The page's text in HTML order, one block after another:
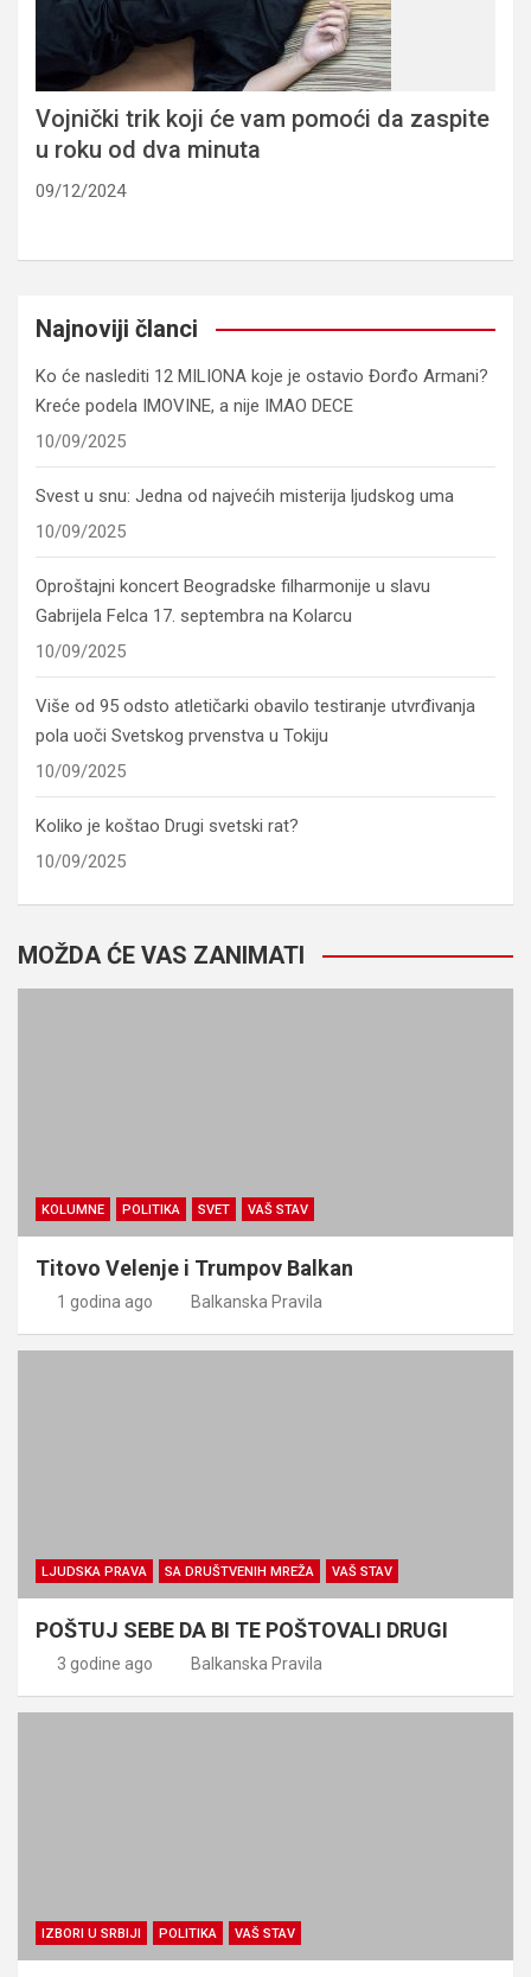
Vojnički trik koji će vam pomoći da zaspite
u roku od dva minuta
09/12/2024
Najnoviji članci
Ko će naslediti 12 MILIONA koje je ostavio Đorđo Armani?
Kreće podela IMOVINE, a nije IMAO DECE
10/09/2025
Svest u snu: Jedna od najvećih misterija ljudskog uma
10/09/2025
Oproštajni koncert Beogradske filharmonije u slavu
Gabrijela Felca 17. septembra na Kolarcu
10/09/2025
Više od 95 odsto atletičarki obavilo testiranje utvrđivanja
pola uoči Svetskog prvenstva u Tokiju
10/09/2025
Koliko je koštao Drugi svetski rat?
10/09/2025
MOŽDA ĆE VAS ZANIMATI
KOLUMNE POLITIKA SVET VAŠ STAV
Titovo Velenje i Trumpov Balkan
1 godina ago Balkanska Pravila
LJUDSKA PRAVA SA DRUŠTVENIH MREŽA VAŠ STAV
POŠTUJ SEBE DA BI TE POŠTOVALI DRUGI
3 godine ago Balkanska Pravila
IZBORI U SRBIJI POLITIKA VAŠ STAV